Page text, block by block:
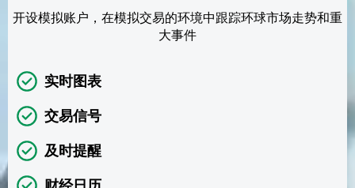
开设模拟账户，在模拟交易的环境中跟踪环球市场走势和重
大事件
实时图表
交易信号
及时提醒
财经日历